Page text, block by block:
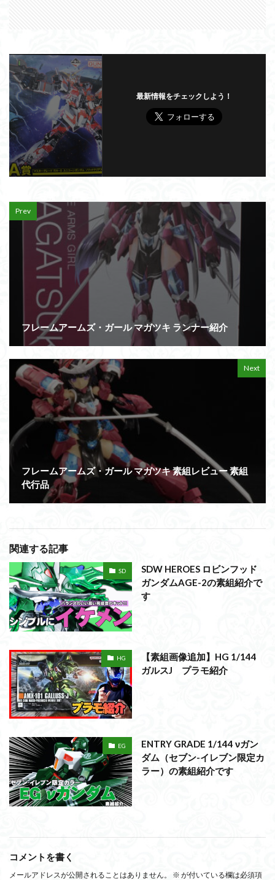
最新情報をチェックしよう！
Prev
フレームアームズ・ガール マガツキ ランナー紹介
Next
フレームアームズ・ガール マガツキ 素組レビュー 素組
代行品
関連する記事
SD
SDW HEROES ロビンフッド
ガンダムAGE-2の素組紹介で
す
HG
【素組画像追加】HG 1/144
ガルスJ プラモ紹介
EG
ENTRY GRADE 1/144 νガン
ダム（セブン-イレブン限定カ
ラー）の素組紹介です
コメントを書く
メールアドレスが公開されることはありません。 ※ が付いている欄は必須項